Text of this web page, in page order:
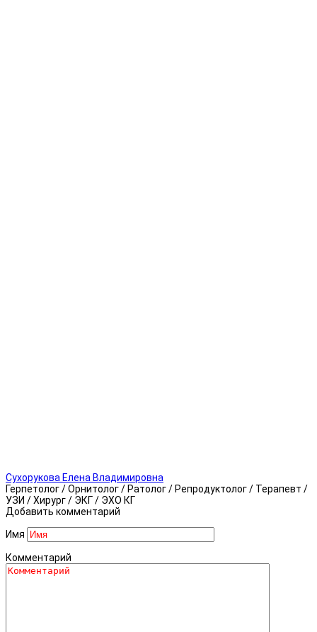
Сухорукова Елена Владимировна
Герпетолог / Орнитолог / Ратолог / Репродуктолог / Терапевт /
УЗИ / Хирург / ЭКГ / ЭХО КГ
Добавить комментарий
Имя
Комментарий